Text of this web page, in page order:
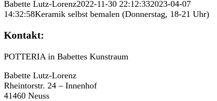
Babette Lutz-Lorenz2022-11-30 22:12:332023-04-07
14:32:58Keramik selbst bemalen (Donnerstag, 18-21 Uhr)
Kontakt:
POTTERIA in Babettes Kunstraum
Babette Lutz-Lorenz
Rheintorstr. 24 – Innenhof
41460 Neuss